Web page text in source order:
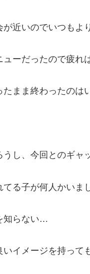
近いのでいつもよ
ーだったので疲れ
まま終わったのは
し、今回とのギャ
る子が何人かいま
知らない…
イメージを持って